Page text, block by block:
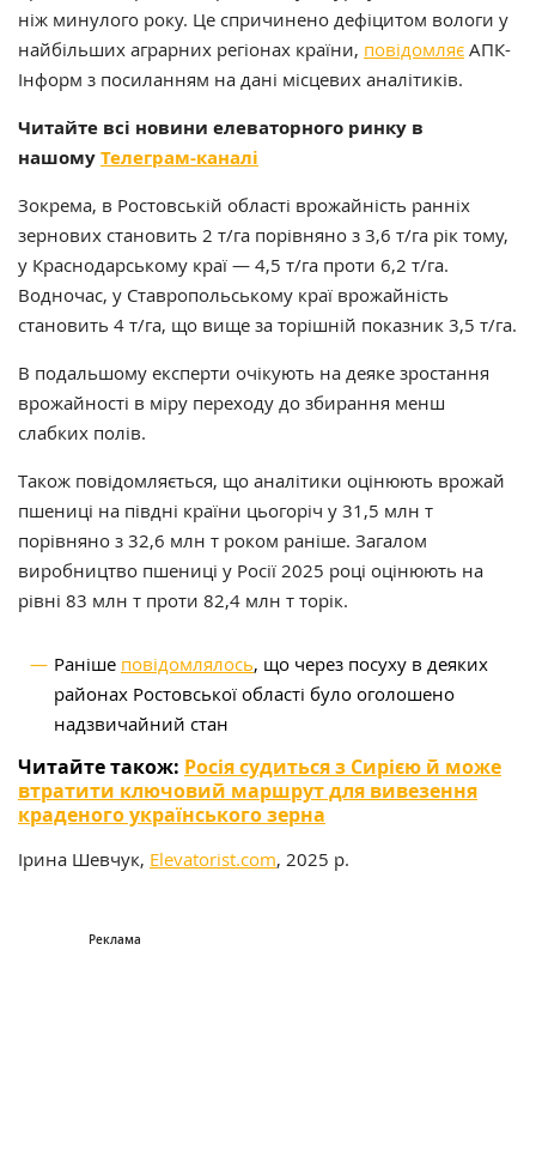
ніж минулого року. Це спричинено дефіцитом вологи у
найбільших аграрних регіонах країни, повідомляє АПК-
Інформ з посиланням на дані місцевих аналітиків.
Читайте всі новини елеваторного ринку в
нашомуТелеграм-каналі
Зокрема, в Ростовській області врожайність ранніх
зернових становить 2 т/га порівняно з 3,6 т/га рік тому,
у Краснодарському краї — 4,5 т/га проти 6,2 т/га.
Водночас, у Ставропольському краї врожайність
становить 4 т/га, що вище за торішній показник 3,5 т/га.
В подальшому експерти очікують на деяке зростання
врожайності в міру переходу до збирання менш
слабких полів.
Також повідомляється, що аналітики оцінюють врожай
пшениці на півдні країни цьогоріч у 31,5 млн т
порівняно з 32,6 млн т роком раніше. Загалом
виробництво пшениці у Росії 2025 році оцінюють на
рівні 83 млн т проти 82,4 млн т торік.
Раніше повідомлялось, що через посуху в деяких
районах Ростовської області було оголошено
надзвичайний стан
Читайте також: Росія судиться з Сирією й може
втратити ключовий маршрут для вивезення
краденого українського зерна
Ірина Шевчук, Elevatorist.com, 2025 р.